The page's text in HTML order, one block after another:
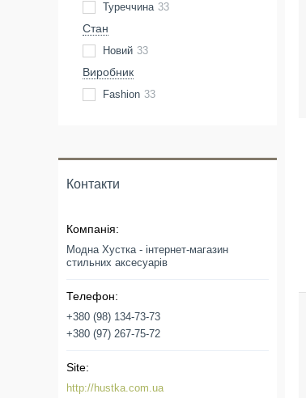
Туреччина 33
Стан
Новий 33
Виробник
Fashion 33
Контакти
Модна Хустка - інтернет-магазин
стильних аксесуарів
+380 (98) 134-73-73
+380 (97) 267-75-72
http://hustka.com.ua